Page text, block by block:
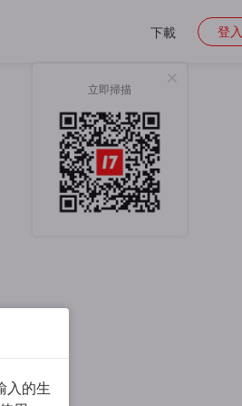
下載
立即掃描
登入
入的生